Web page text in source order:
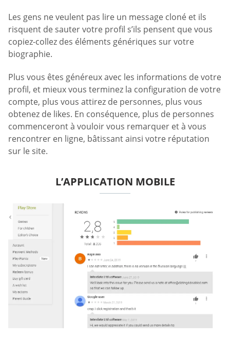
Les gens ne veulent pas lire un message cloné et ils
risquent de sauter votre profil s’ils pensent que vous
copiez-collez des éléments génériques sur votre
biographie.
Plus vous êtes généreux avec les informations de votre
profil, et mieux vous terminez la configuration de votre
compte, plus vous attirez de personnes, plus vous
obtenez de likes. En conséquence, plus de personnes
commenceront à vouloir vous remarquer et à vous
rencontrer en ligne, bâtissant ainsi votre réputation
sur le site.
L’APPLICATION MOBILE